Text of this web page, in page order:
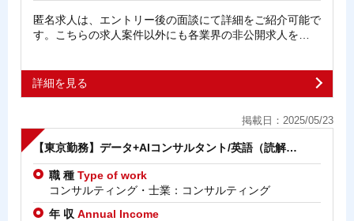
匿名求人は、エントリー後の面談にて詳細をご紹介可能で
す。こちらの求人案件以外にも各業界の非公開求人を…
詳細を見る
掲載日：2025/05/23
【東京勤務】データ+AIコンサルタント/英語（読解…
職 種 Type of work
コンサルティング・士業：コンサルティング
年 収 Annual Income